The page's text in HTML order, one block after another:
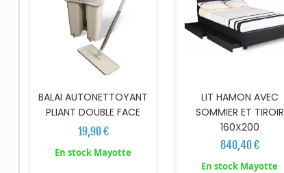
BALAI AUTONETTOYANT
PLIANT DOUBLE FACE
19,90 €
En stock Mayotte
LIT HAMON AVEC
SOMMIER ET TIROIR
160X200
840,40 €
En stock Mayotte
AJOUTER AU PANIER